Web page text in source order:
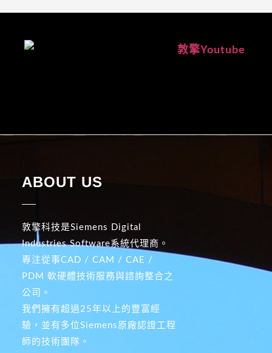
ABOUT US
敦擎科技是Siemens Digital
Industries Software系統代理商。
專注從事CAD / CAM / CAE /
PDM 軟硬體技術服務與諮詢整合之
公司。
我們擁有超過25年以上的豐富經
驗，並有多位Siemens原廠認證工程
師的技術團隊。